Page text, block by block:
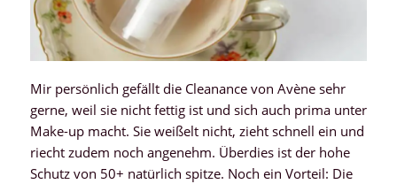
Mir persönlich gefällt die Cleanance von Avène sehr
gerne, weil sie nicht fettig ist und sich auch prima unter
Make-up macht. Sie weißelt nicht, zieht schnell ein und
riecht zudem noch angenehm. Überdies ist der hohe
Schutz von 50+ natürlich spitze. Noch ein Vorteil: Die